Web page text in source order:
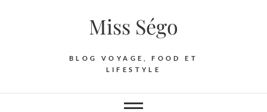
Miss Ségo
BLOG VOYAGE, FOOD ET
LIFESTYLE